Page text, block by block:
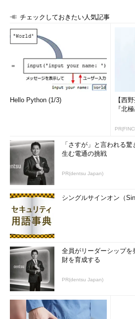
チェックしておきたい人気記事
Hello Python (1/3)
【西
『北
「さすが」と言われる
生む電通の挑戦
PR(dentsu Japan)
シングルサインオン（
全員がリーダーシップを
財を育成する
PR(dentsu Japan)